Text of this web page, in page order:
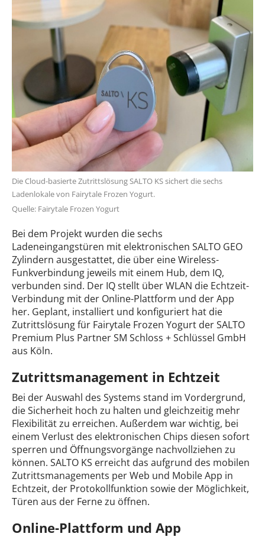
Die Cloud-basierte Zutrittslösung SALTO KS sichert die sechs
Ladenlokale von Fairytale Frozen Yogurt.
Quelle: Fairytale Frozen Yogurt
Bei dem Projekt wurden die sechs
Ladeneingangstüren mit elektronischen SALTO GEO
Zylindern ausgestattet, die über eine Wireless-
Funkverbindung jeweils mit einem Hub, dem IQ,
verbunden sind. Der IQ stellt über WLAN die Echtzeit-
Verbindung mit der Online-Plattform und der App
her. Geplant, installiert und konfiguriert hat die
Zutrittslösung für Fairytale Frozen Yogurt der SALTO
Premium Plus Partner SM Schloss + Schlüssel GmbH
aus Köln.
Zutrittsmanagement in Echtzeit
Bei der Auswahl des Systems stand im Vordergrund,
die Sicherheit hoch zu halten und gleichzeitig mehr
Flexibilität zu erreichen. Außerdem war wichtig, bei
einem Verlust des elektronischen Chips diesen sofort
sperren und Öffnungsvorgänge nachvollziehen zu
können. SALTO KS erreicht das aufgrund des mobilen
Zutrittsmanagements per Web und Mobile App in
Echtzeit, der Protokollfunktion sowie der Möglichkeit,
Türen aus der Ferne zu öffnen.
Online-Plattform und App